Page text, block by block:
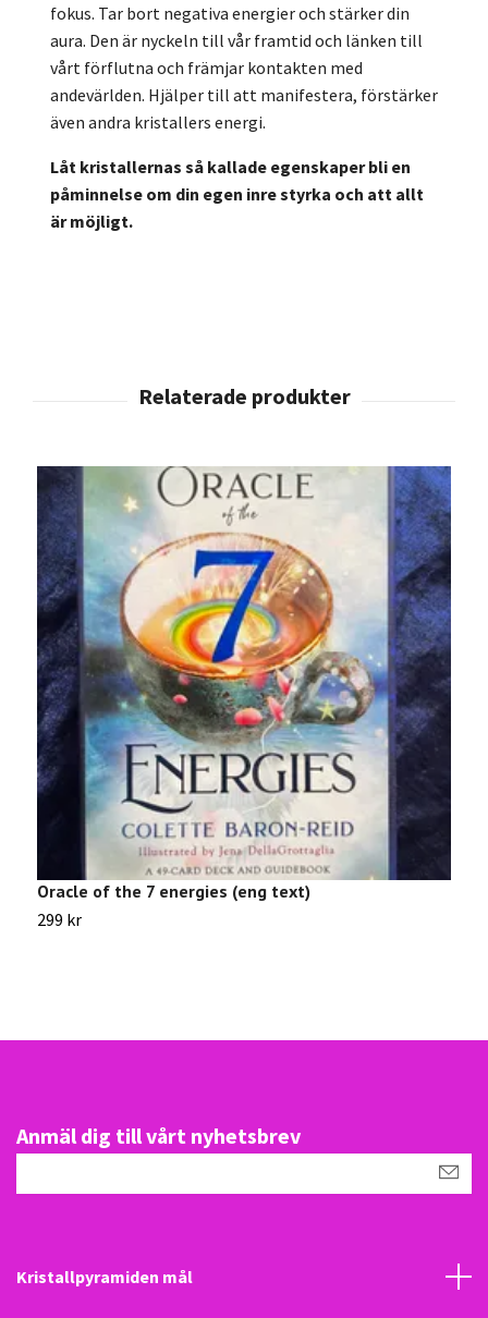
fokus. Tar bort negativa energier och stärker din
aura. Den är nyckeln till vår framtid och länken till
vårt förflutna och främjar kontakten med
andevärlden. Hjälper till att manifestera, förstärker
även andra kristallers energi.
Låt kristallernas så kallade egenskaper bli en
påminnelse om din egen inre styrka och att allt
är möjligt.
Oracle of the 7 energies (eng text)
299 kr
Anmäl dig till vårt nyhetsbrev
Kristallpyramiden mål